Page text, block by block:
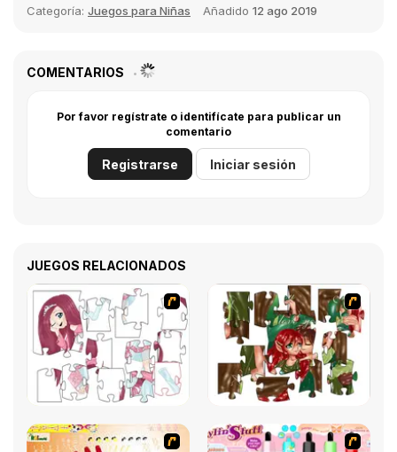
Categoría: Juegos para Niñas Añadido 12 ago 2019
COMENTARIOS
Por favor regístrate o identifícate para publicar un
comentario
Registrarse Iniciar sesión
JUEGOS RELACIONADOS